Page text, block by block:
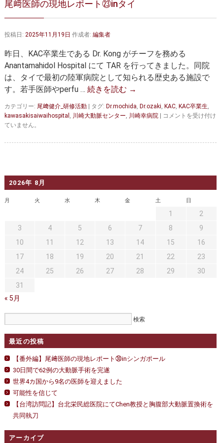
大動脈弁・大動脈基部の治療 ステントグラフトによる治療
胸部大動脈瘤 胸腹部大動脈瘤
腹部大動脈瘤 大動脈解離
ステントグラフトによる治療 年齢・余病
大動脈瘤を指摘されたら？ 診療の流れ
遠方から来院される方は？ 外来予約について
都道府県別紹介病院 良くある質問
お問い合わせ
手術概要
医師募集情報
トピックス一覧
アーカイブ
尾﨑医師の現地レポート㉓inタイ
投稿日: 2025年11月19日 作成者: 編集者
昨日、KAC卒業生である Dr. Kong がチーフを務める
Anantamahidol Hospital にて TAR を行ってきました。同院
は、タイで最初の陸軍病院として知られる歴史ある施設で
す。若手医師やperfu … 続きを読む →
カテゴリー: 尾﨑健介_研修活動 タグ: Dr.mochida, Dr.ozaki, KAC, KAC卒業生,
kawasakisaiwaihospital , 川崎大動脈センター, 川崎幸病院
尾
師
レ
イ
コメントを受け付け
ていません。
2026年 8月
月 火 水 木 金 土 日
1
2
3
4 5 6 7 8
9
10
11 12 13 14 15
16
17
18 19 20 21 22
23
24
25 26 27 28 29
30
31
« 5月
最近の投稿
【番外編】尾﨑医師の現地レポート㉚inシンガポール
30日間で62例の大動脈手術を完遂
世界4カ国から9名の医師を迎えました
可能性を信じて
【台湾訪問記】台北栄民総医院にてChen教授と胸腹部大動脈置換術を
共同執刀
アーカイブ